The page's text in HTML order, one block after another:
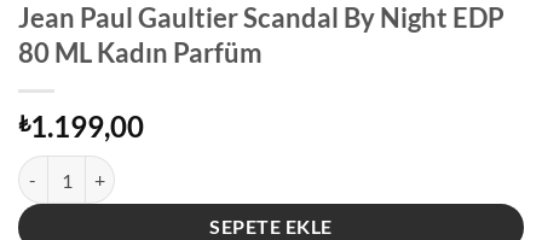
Jean Paul Gaultier Scandal By Night EDP
80 ML Kadın Parfüm
₺1.199,00
Jean Paul Gaultier Scandal By Night EDP 80 ML Kadın Parfüm adet
SEPETE EKLE